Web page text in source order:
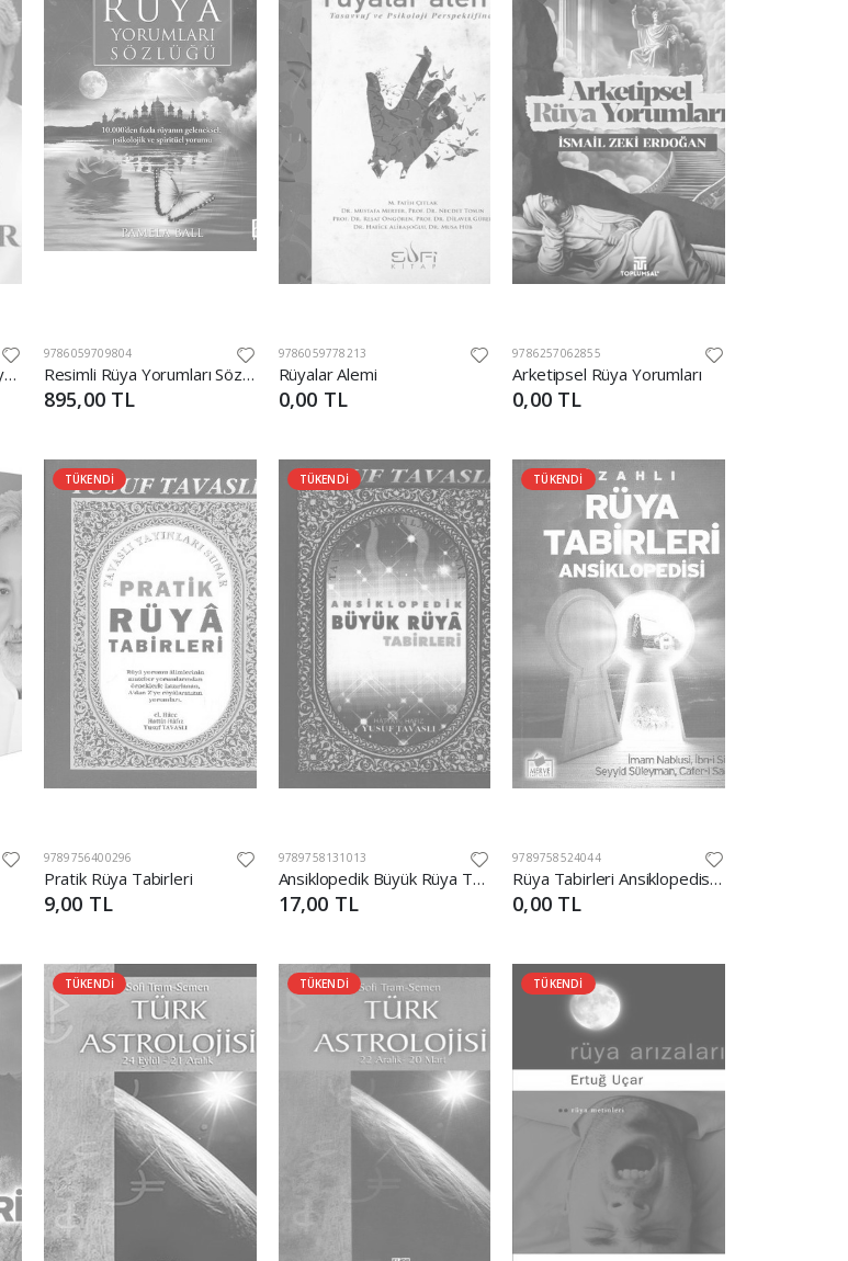
Mehmet Emin Kirgil ile Rüyalara Cevaplar 2 -Müjde Veren Rüyalar
9786059709804
Resimli Rüya Yorumları Sözlüğü (Ciltli)
895,00 TL
9786059778213
Rüyalar Alemi
0,00 TL
9786257062855
Arketipsel Rüya Yorumları
0,00 TL
TÜKENDİ
9789756400296
Pratik Rüya Tabirleri
9,00 TL
TÜKENDİ
9789758131013
Ansiklopedik Büyük Rüya Tabirleri (B33)
17,00 TL
TÜKENDİ
9789758524044
Rüya Tabirleri Ansiklopedisi Roman Boy
0,00 TL
TÜKENDİ TÜKENDİ TÜKENDİ